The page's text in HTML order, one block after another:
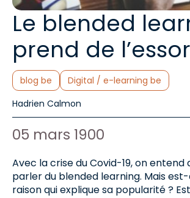
Le blended
prend de
Catégories :
blog be
Digital / e-learning be
Auteur de l'article :
Hadrien Calmon
Date de publication :
05 mars 1900
Avec la crise du Covid-19, on entend
parler du blended learning. Mais
raison qui explique sa popularité ?